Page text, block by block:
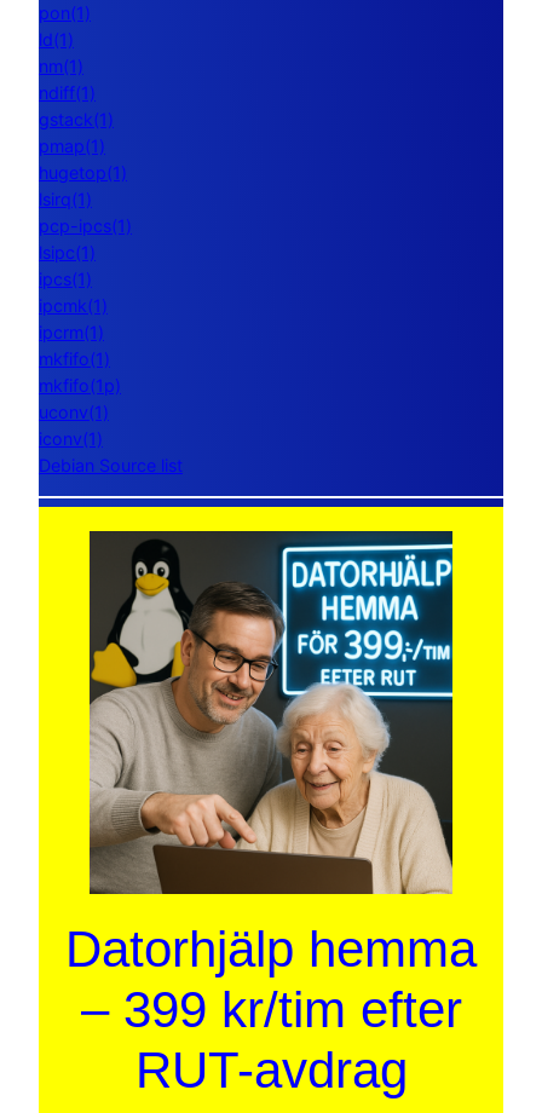
pon(1)
ld(1)
nm(1)
ndiff(1)
gstack(1)
pmap(1)
hugetop(1)
lsirq(1)
pcp-ipcs(1)
lsipc(1)
ipcs(1)
ipcmk(1)
ipcrm(1)
mkfifo(1)
mkfifo(1p)
uconv(1)
iconv(1)
Debian Source list
Datorhjälp hemma
– 399 kr/tim efter
RUT-avdrag